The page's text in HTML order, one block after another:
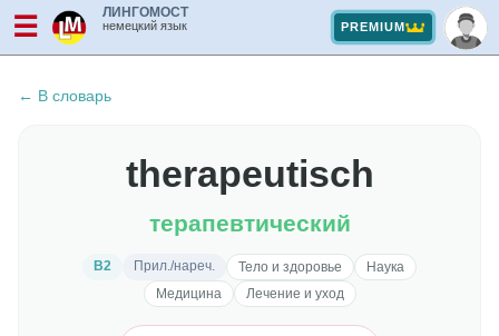
☰ ЛИНГОМОСТ
немецкий язык PREMIUM
← В словарь
therapeutisch
терапевтический
B2 Прил./нареч. Тело и здоровье
Наука
Медицина
Лечение и уход